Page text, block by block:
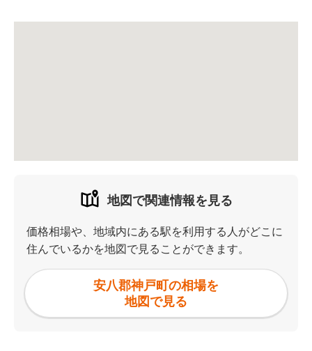
地図で関連情報を見る
価格相場や、地域内にある駅を利用する人がどこに
住んでいるかを地図で見ることができます。
安八郡神戸町の相場を
地図で見る